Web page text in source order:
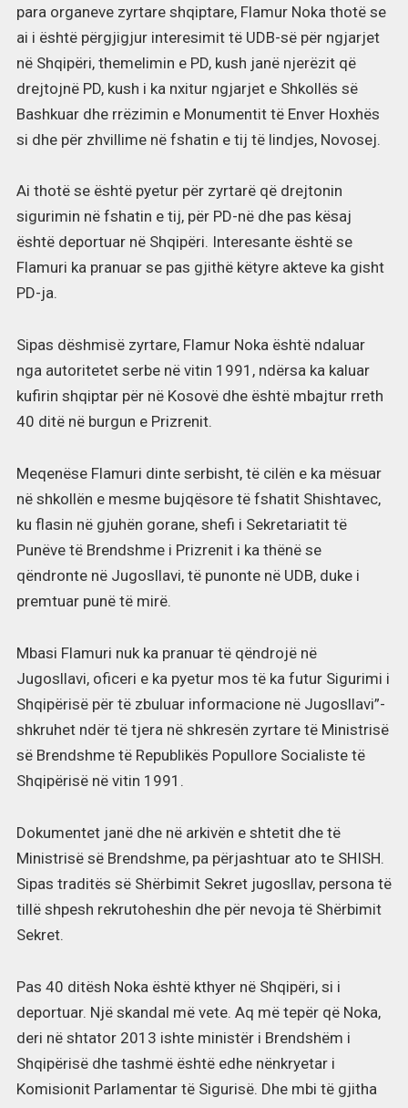
para organeve zyrtare shqiptare, Flamur Noka thotë se
ai i është përgjigjur interesimit të UDB-së për ngjarjet
në Shqipëri, themelimin e PD, kush janë njerëzit që
drejtojnë PD, kush i ka nxitur ngjarjet e Shkollës së
Bashkuar dhe rrëzimin e Monumentit të Enver Hoxhës
si dhe për zhvillime në fshatin e tij të lindjes, Novosej.
Ai thotë se është pyetur për zyrtarë që drejtonin
sigurimin në fshatin e tij, për PD-në dhe pas kësaj
është deportuar në Shqipëri. Interesante është se
Flamuri ka pranuar se pas gjithë këtyre akteve ka gisht
PD-ja.
Sipas dëshmisë zyrtare, Flamur Noka është ndaluar
nga autoritetet serbe në vitin 1991, ndërsa ka kaluar
kufirin shqiptar për në Kosovë dhe është mbajtur rreth
40 ditë në burgun e Prizrenit.
Meqenëse Flamuri dinte serbisht, të cilën e ka mësuar
në shkollën e mesme bujqësore të fshatit Shishtavec,
ku flasin në gjuhën gorane, shefi i Sekretariatit të
Punëve të Brendshme i Prizrenit i ka thënë se
qëndronte në Jugosllavi, të punonte në UDB, duke i
premtuar punë të mirë.
Mbasi Flamuri nuk ka pranuar të qëndrojë në
Jugosllavi, oficeri e ka pyetur mos të ka futur Sigurimi i
Shqipërisë për të zbuluar informacione në Jugosllavi”-
shkruhet ndër të tjera në shkresën zyrtare të Ministrisë
së Brendshme të Republikës Popullore Socialiste të
Shqipërisë në vitin 1991.
Dokumentet janë dhe në arkivën e shtetit dhe të
Ministrisë së Brendshme, pa përjashtuar ato te SHISH.
Sipas traditës së Shërbimit Sekret jugosllav, persona të
tillë shpesh rekrutoheshin dhe për nevoja të Shërbimit
Sekret.
Pas 40 ditësh Noka është kthyer në Shqipëri, si i
deportuar. Një skandal më vete. Aq më tepër që Noka,
deri në shtator 2013 ishte ministër i Brendshëm i
Shqipërisë dhe tashmë është edhe nënkryetar i
Komisionit Parlamentar të Sigurisë. Dhe mbi të gjitha